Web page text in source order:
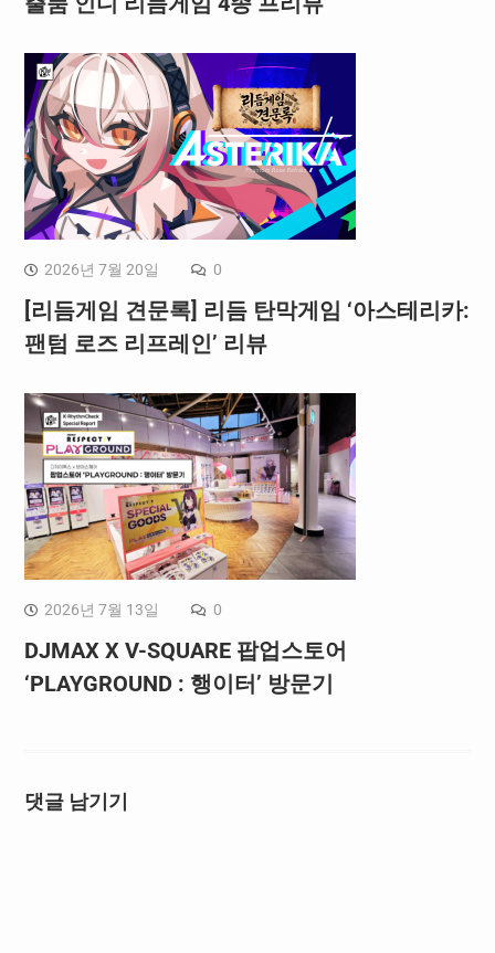
2026년 7월 20일 0
[리듬게임 견문록] 리듬 탄막게임 ‘아스테리카:
팬텀 로즈 리프레인’ 리뷰
2026년 7월 13일 0
DJMAX X V-SQUARE 팝업스토어
‘PLAYGROUND : 행이터’ 방문기
댓글 남기기